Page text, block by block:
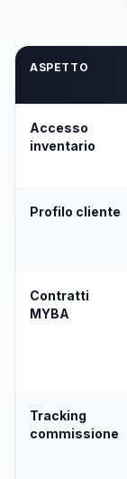
ASPETTO
Accesso
inventario
Profilo cliente
Contratti
MYBA
Tracking
commissione